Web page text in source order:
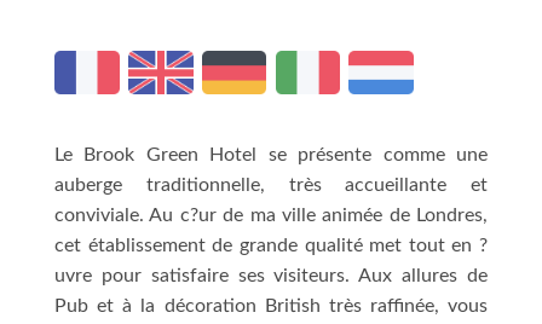
Le Brook Green Hotel se présente comme une
auberge traditionnelle, très accueillante et
conviviale. Au c?ur de ma ville animée de Londres,
cet établissement de grande qualité met tout en ?
uvre pour satisfaire ses visiteurs. Aux allures de
Pub et à la décoration British très raffinée, vous